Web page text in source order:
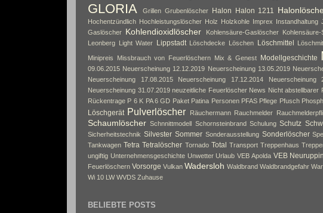
GLORIA Grillen Grubenlöscher Halon Halon 1211
Hochentzündlich Hochleistungslöscher Holz Holzkohle Imprex Instandhaltung
Gaslöscher Kohlendioxidlöscher Kohlensäure-Gaslöscher
Leonberg Light Water Lippstadt Löschdecke Löschen Löschmittel
Minipreis Missbrauch von Feuerlöschern Mix & Genest Modellgeschichte
09.06.2015 Neuerscheinung 12.12.2019 Neuerscheinung 13.05.2019
Neuerscheinung 17.08.2015
Neuerscheinung 17.12.2014 Neuerscheinung
Neuerscheinung 31.07.2019 neuzeitliche Feuerlöscher News Nicht abstellbarer
Rückentrage P 6 K PA 6 GD Paket Patina Personen PFAS Pflege Pfusch
Löschgerät Pulverlöscher Räuchermann Rauchmelder
Schaumlöscher Schnnittmodell Schornsteinbrand Schulung Schutz
Sicherheitstechnik Silvester Sommer Sonderausstellung Sonderlöscher
Tankwagen Tetra Tetralöscher Tornado Total Transport Treppenhaus
ungiftig Unternehmensgeschichte Unwetter Urlaub VEB Apolda VEB Neuruppin
Feuerlöschern Vorsorge Vulkan Wadersloh Waldbrand Waldbrandgefahr
Wi 10 LW WVDS Zuhause
BELIEBTE POSTS